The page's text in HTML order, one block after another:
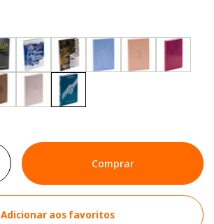
Comprar
Adicionar aos favoritos